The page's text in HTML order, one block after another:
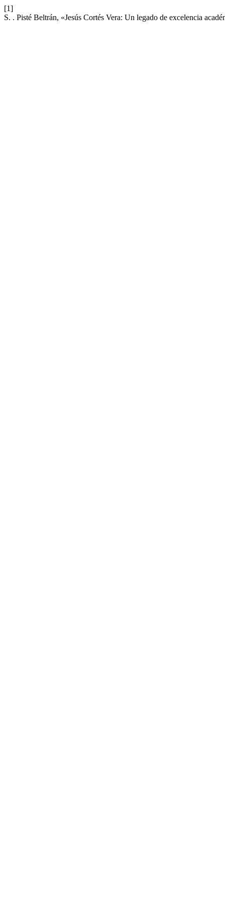
[1]
S. . Pisté Beltrán, «Jesús Cortés Vera: Un legado de excelencia